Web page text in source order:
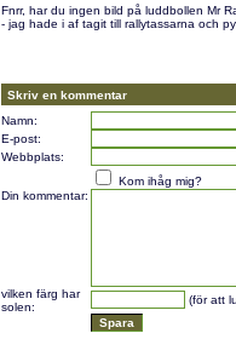
Fnrr, har du ingen bild på luddbollen Mr
- jag hade i af tagit till rallytassarna och
Skriv en kommentar
Namn:
E-post:
Webbplats:
Kom ihåg mig?
Din kommentar:
vilken färg har
solen:
(för att